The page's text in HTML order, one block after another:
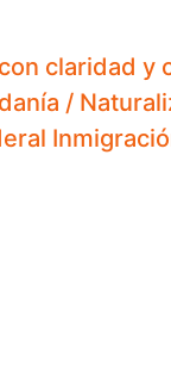
claridad y
/